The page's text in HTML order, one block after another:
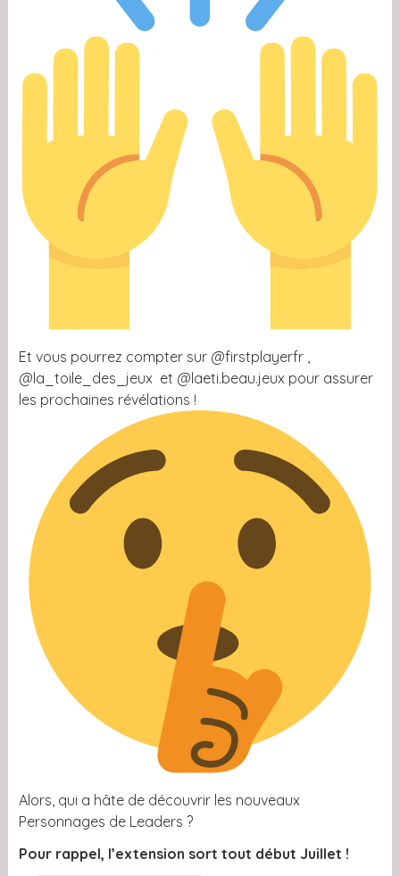
Et vous pourrez compter sur @firstplayerfr ,
@la_toile_des_jeux et @laeti.beau.jeux pour assurer
les prochaines révélations !
Alors, qui a hâte de découvrir les nouveaux
Personnages de Leaders ?
Pour rappel, l’extension sort tout début Juillet !